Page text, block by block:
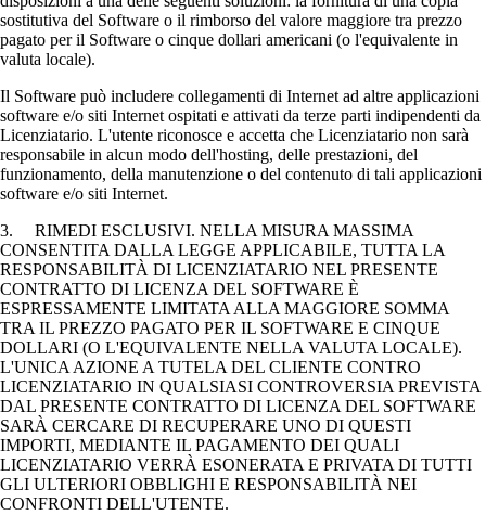
sostitutiva del Software o il rimborso del valore maggiore tra prezzo
pagato per il Software o cinque dollari americani (o l'equivalente in
valuta locale).
Il Software può includere collegamenti di Internet ad altre applicazioni
software e/o siti Internet ospitati e attivati da terze parti indipendenti da
Licenziatario. L'utente riconosce e accetta che Licenziatario non sarà
responsabile in alcun modo dell'hosting, delle prestazioni, del
funzionamento, della manutenzione o del contenuto di tali applicazioni
software e/o siti Internet.
3. RIMEDI ESCLUSIVI. NELLA MISURA MASSIMA
CONSENTITA DALLA LEGGE APPLICABILE, TUTTA LA
RESPONSABILITÀ DI LICENZIATARIO NEL PRESENTE
CONTRATTO DI LICENZA DEL SOFTWARE È
ESPRESSAMENTE LIMITATA ALLA MAGGIORE SOMMA
TRA IL PREZZO PAGATO PER IL SOFTWARE E CINQUE
DOLLARI (O L'EQUIVALENTE NELLA VALUTA LOCALE).
L'UNICA AZIONE A TUTELA DEL CLIENTE CONTRO
LICENZIATARIO IN QUALSIASI CONTROVERSIA PREVISTA
DAL PRESENTE CONTRATTO DI LICENZA DEL SOFTWARE
SARÀ CERCARE DI RECUPERARE UNO DI QUESTI
IMPORTI, MEDIANTE IL PAGAMENTO DEI QUALI
LICENZIATARIO VERRÀ ESONERATA E PRIVATA DI TUTTI
GLI ULTERIORI OBBLIGHI E RESPONSABILITÀ NEI
CONFRONTI DELL'UTENTE.